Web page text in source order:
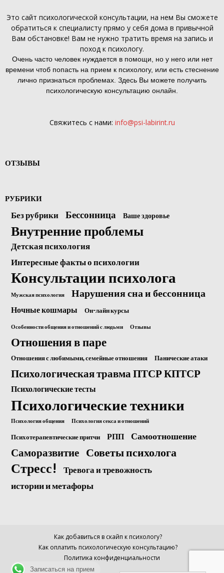
Это сайт психологической консультации, на нем Вы сможете
обратиться к специалисту прямо у себя дома в привычной
Вам обстановке! Вам не нужно тратить время на запись и
поход к психологу.
Очень часто человек нуждается в помощи, но у него или нет
времени чтоб попасть на прием к психологу, или есть стеснение
лично признаться проблемах. Здесь Вы можете получить
психологическую консультацию онлайн.
Свяжитесь с нами: info@psi-labirint.ru
ОТЗЫВЫ
РУБРИКИ
Без рубрики Бессонница Ваше здоровье
Внутренние проблемы
Детская психология
Интересные факты о психологии
Консультации психолога
Мужская психология Нарушения сна и бессонница
Ночные кошмары Он-лайн курсы
Особенности общения и отношений с людьми Отзывы
Отношения в паре
Отношения с любимыми, семейные отношения Панические атаки
Психологическая травма ПТСР КПТСР
Психологические тесты
Психологические техники
Психология общения Психология секса и отношений
Психотерапевтические притчи РПП Самоотношение
Саморазвитие Советы психолога
Стресс! Тревога и тревожность
истории и метафоры
Как добавиться в скайп к психологу?
Как оплатить психологическую консультацию?
Политика конфиденциальности
Записаться на прием